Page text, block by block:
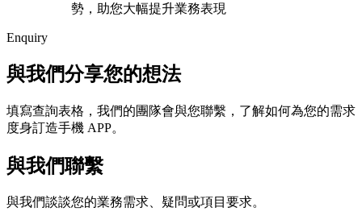
勢，助您大幅提升業務表現
Enquiry
與我們分享您的想法
填寫查詢表格，我們的團隊會與您聯繫，了解如何為您的需求
度身訂造手機 APP。
與我們聯繫
與我們談談您的業務需求、疑問或項目要求。